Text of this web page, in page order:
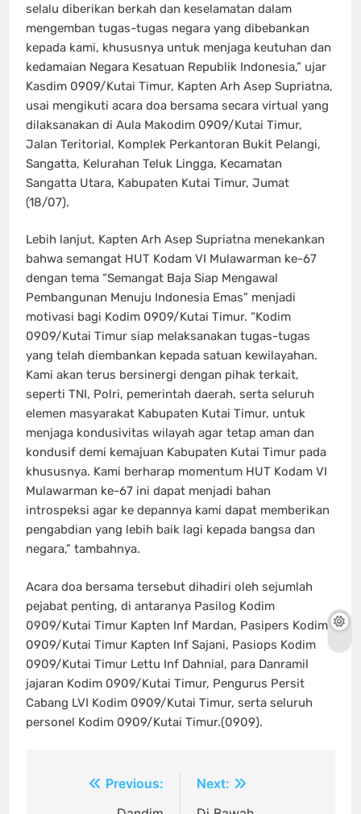
selalu diberikan berkah dan keselamatan dalam
mengemban tugas-tugas negara yang dibebankan
kepada kami, khususnya untuk menjaga keutuhan dan
kedamaian Negara Kesatuan Republik Indonesia,” ujar
Kasdim 0909/Kutai Timur, Kapten Arh Asep Supriatna,
usai mengikuti acara doa bersama secara virtual yang
dilaksanakan di Aula Makodim 0909/Kutai Timur,
Jalan Teritorial, Komplek Perkantoran Bukit Pelangi,
Sangatta, Kelurahan Teluk Lingga, Kecamatan
Sangatta Utara, Kabupaten Kutai Timur, Jumat
(18/07).
Lebih lanjut, Kapten Arh Asep Supriatna menekankan
bahwa semangat HUT Kodam VI Mulawarman ke-67
dengan tema “Semangat Baja Siap Mengawal
Pembangunan Menuju Indonesia Emas” menjadi
motivasi bagi Kodim 0909/Kutai Timur. “Kodim
0909/Kutai Timur siap melaksanakan tugas-tugas
yang telah diembankan kepada satuan kewilayahan.
Kami akan terus bersinergi dengan pihak terkait,
seperti TNI, Polri, pemerintah daerah, serta seluruh
elemen masyarakat Kabupaten Kutai Timur, untuk
menjaga kondusivitas wilayah agar tetap aman dan
kondusif demi kemajuan Kabupaten Kutai Timur pada
khususnya. Kami berharap momentum HUT Kodam VI
Mulawarman ke-67 ini dapat menjadi bahan
introspeksi agar ke depannya kami dapat memberikan
pengabdian yang lebih baik lagi kepada bangsa dan
negara,” tambahnya.
Acara doa bersama tersebut dihadiri oleh sejumlah
pejabat penting, di antaranya Pasilog Kodim
0909/Kutai Timur Kapten Inf Mardan, Pasipers Kodim
0909/Kutai Timur Kapten Inf Sajani, Pasiops Kodim
0909/Kutai Timur Lettu Inf Dahnial, para Danramil
jajaran Kodim 0909/Kutai Timur, Pengurus Persit
Cabang LVI Kodim 0909/Kutai Timur, serta seluruh
personel Kodim 0909/Kutai Timur.(0909).
NavigasiPrevious:
Next: